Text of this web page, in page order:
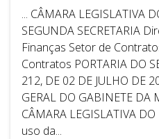
... CÂMARA LEGISLATIVA
SEGUNDA SECRETARIA
Finanças Setor de
Contratos PORTARIA DO
212, DE 02 DE JULHO DE
GERAL DO GABINETE DA
CÂMARA LEGISLATIVA
uso da...